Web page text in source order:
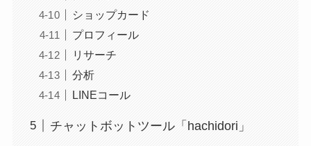
ショップカード
プロフィール
リサーチ
分析
LINEコール
チャットボットツール「hachidori」